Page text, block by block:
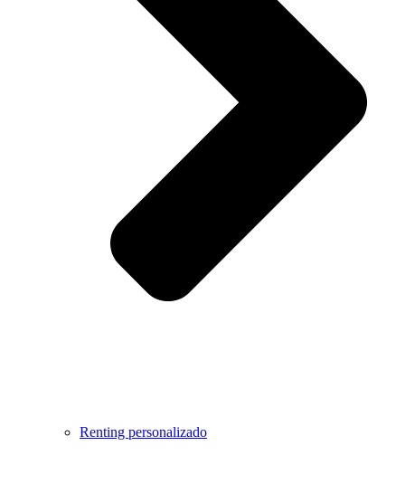
Renting personalizado